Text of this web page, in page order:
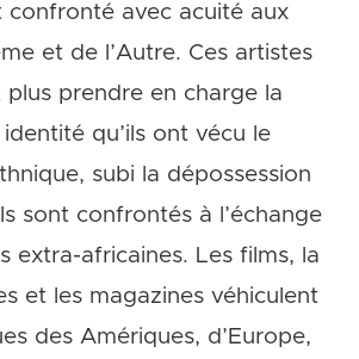
confronté avec acuité aux
et de l’Autre. Ces artistes
plus prendre en charge la
identité qu’ils ont vécu le
subi la dépossession
sont confrontés à l’échange
extra-africaines. Les films, la
et les magazines véhiculent
des Amériques, d’Europe,